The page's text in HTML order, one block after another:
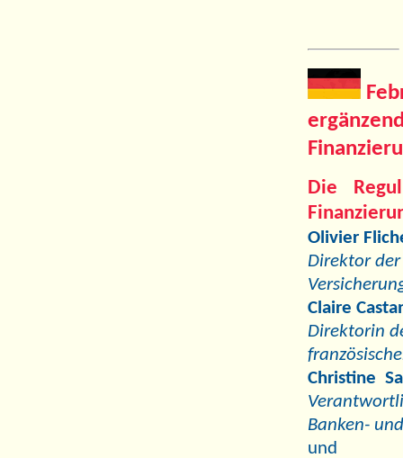
Die
Olivier
Direktor der
Claire
Direktorin
Christine
Banken-
und